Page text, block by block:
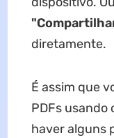
diretamente.
É assim que
PDFs usando
haver alguns